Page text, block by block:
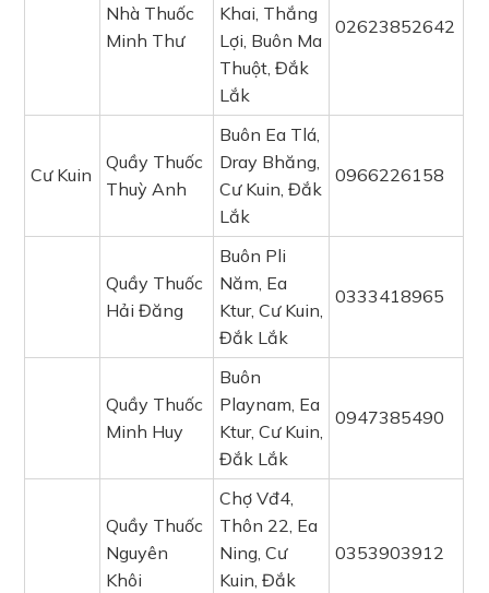
Nhà Thuốc
Minh Thư
Khai, Thắng
Lợi, Buôn Ma
Thuột, Đắk
Lắk
02623852642
Cư Kuin
Quầy Thuốc
Thuỳ Anh
Buôn Ea Tlá,
Dray Bhăng,
Cư Kuin, Đắk
Lắk
0966226158
Quầy Thuốc
Hải Đăng
Buôn Pli
Năm, Ea
Ktur, Cư Kuin,
Đắk Lắk
0333418965
Quầy Thuốc
Minh Huy
Buôn
Playnam, Ea
Ktur, Cư Kuin,
Đắk Lắk
0947385490
Quầy Thuốc
Nguyên
Khôi
Chợ Vđ4,
Thôn 22, Ea
Ning, Cư
Kuin, Đắk
0353903912